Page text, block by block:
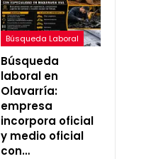
Búsqueda Laboral
Búsqueda
laboral en
Olavarría:
empresa
incorpora oficial
y medio oficial
con…